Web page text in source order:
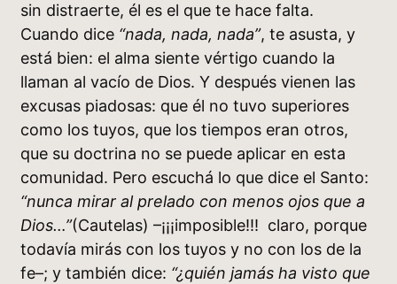
sin distraerte, él es el que te hace falta.
Cuando dice “nada, nada, nada”, te asusta, y
está bien: el alma siente vértigo cuando la
llaman al vacío de Dios. Y después vienen las
excusas piadosas: que él no tuvo superiores
como los tuyos, que los tiempos eran otros,
que su doctrina no se puede aplicar en esta
comunidad. Pero escuchá lo que dice el Santo:
“nunca mirar al prelado con menos ojos que a
Dios…”(Cautelas) –¡¡¡imposible!!! claro, porque
todavía mirás con los tuyos y no con los de la
fe–; y también dice: “¿quién jamás ha visto que